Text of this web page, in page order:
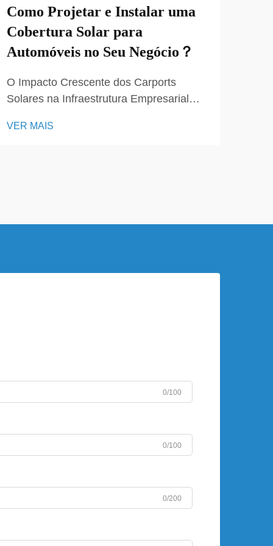
Como Projetar e Instalar uma
Cobertura Solar para
Automóveis no Seu Negócio？
O Impacto Crescente dos Carports
Solares na Infraestrutura Empresarial
representam um avanço revolucionário
VER MAIS
0/100
0/100
0/200